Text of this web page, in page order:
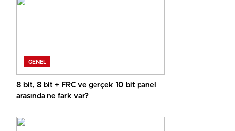
GENEL
8 bit, 8 bit + FRC ve gerçek 10 bit panel
arasında ne fark var?